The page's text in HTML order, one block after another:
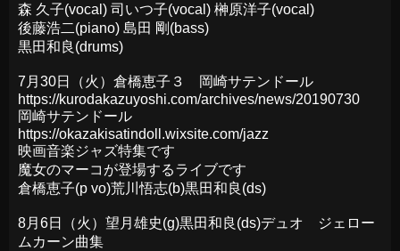
森 久子(vocal) 司いつ子(vocal) 榊原洋子(vocal)
後藤浩二(piano) 島田 剛(bass)
黒田和良(drums)
7月30日（火）倉橋恵子３ 岡崎サテンドール
https://kurodakazuyoshi.com/archives/news/20190730
岡崎サテンドール
https://okazakisatindoll.wixsite.com/jazz
映画音楽ジャズ特集です
魔女のマーコが登場するライブです
倉橋恵子(p vo)荒川悟志(b)黒田和良(ds)
8月6日（火）望月雄史(g)黒田和良(ds)デュオ ジェロー
ムカーン曲集